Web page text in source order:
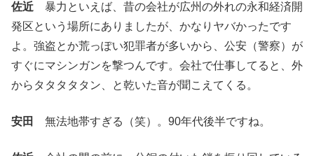
佐近 暴力といえば、昔の会社が広州の外れの永和経済開
発区という場所にありましたが、かなりヤバかったです
よ。強盗とか荒っぽい犯罪者が多いから、公安（警察）が
すぐにマシンガンを撃つんです。会社で仕事してると、外
からタタタタタン、と乾いた音が聞こえてくる。
安田 無法地帯すぎる（笑）。90年代後半ですね。